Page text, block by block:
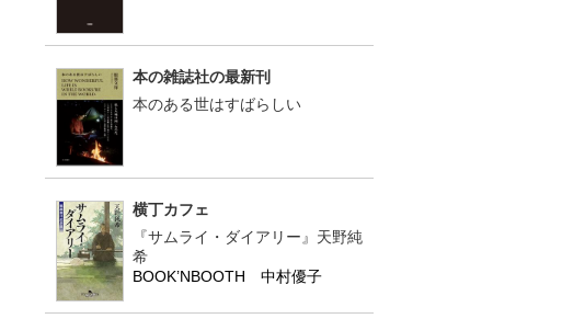
本の雑誌社の最新刊
本のある世はすばらしい
横丁カフェ
『サムライ・ダイアリー』天野純
希
BOOK’NBOOTH 中村優子